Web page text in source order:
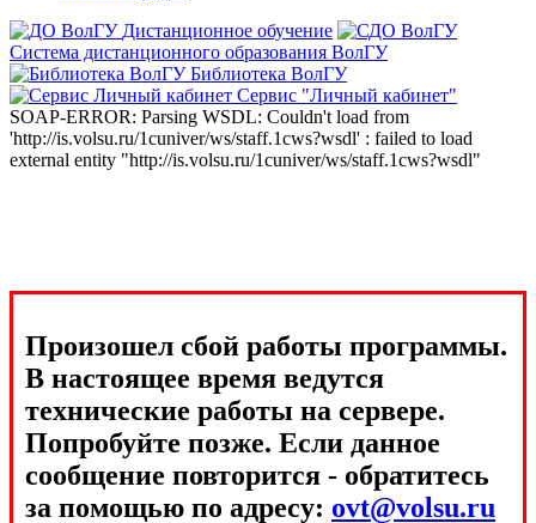
Дистанционное обучение
Система дистанционного образования ВолГУ
Библиотека ВолГУ
Сервис "Личный кабинет"
SOAP-ERROR: Parsing WSDL: Couldn't load from
'http://is.volsu.ru/1cuniver/ws/staff.1cws?wsdl' : failed to load
external entity "http://is.volsu.ru/1cuniver/ws/staff.1cws?wsdl"
Произошел сбой работы программы.
В настоящее время ведутся
технические работы на сервере.
Попробуйте позже. Если данное
сообщение повторится - обратитесь
за помощью по адресу: ovt@volsu.ru